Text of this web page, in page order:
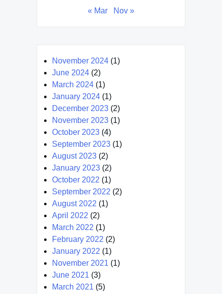
« Mar Nov »
November 2024 (1)
June 2024 (2)
March 2024 (1)
January 2024 (1)
December 2023 (2)
November 2023 (1)
October 2023 (4)
September 2023 (1)
August 2023 (2)
January 2023 (2)
October 2022 (1)
September 2022 (2)
August 2022 (1)
April 2022 (2)
March 2022 (1)
February 2022 (2)
January 2022 (1)
November 2021 (1)
June 2021 (3)
March 2021 (5)